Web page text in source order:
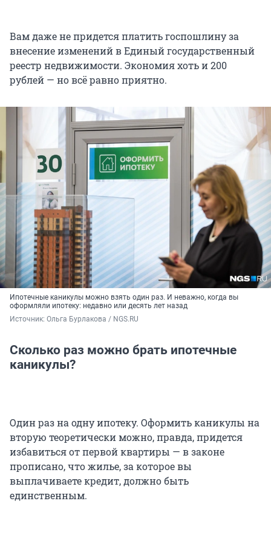
Вам даже не придется платить госпошлину за
внесение изменений в Единый государственный
реестр недвижимости. Экономия хоть и 200
рублей — но всё равно приятно.
Ипотечные каникулы можно взять один раз. И неважно, когда вы
оформляли ипотеку: недавно или десять лет назад
Источник: Ольга Бурлакова / NGS.RU
Сколько раз можно брать ипотечные
каникулы?
Один раз на одну ипотеку. Оформить каникулы на
вторую теоретически можно, правда, придется
избавиться от первой квартиры — в законе
прописано, что жилье, за которое вы
выплачиваете кредит, должно быть
единственным.